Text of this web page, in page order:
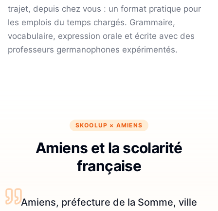
trajet, depuis chez vous : un format pratique pour
les emplois du temps chargés. Grammaire,
vocabulaire, expression orale et écrite avec des
professeurs germanophones expérimentés.
SKOOLUP × AMIENS
Amiens et la scolarité
française
Amiens, préfecture de la Somme, ville